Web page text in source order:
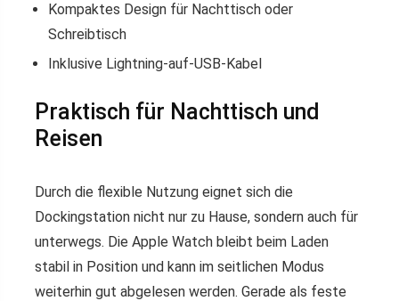
Kompaktes Design für Nachttisch oder
Schreibtisch
Inklusive Lightning-auf-USB-Kabel
Praktisch für Nachttisch und
Reisen
Durch die flexible Nutzung eignet sich die
Dockingstation nicht nur zu Hause, sondern auch für
unterwegs. Die Apple Watch bleibt beim Laden
stabil in Position und kann im seitlichen Modus
weiterhin gut abgelesen werden. Gerade als feste